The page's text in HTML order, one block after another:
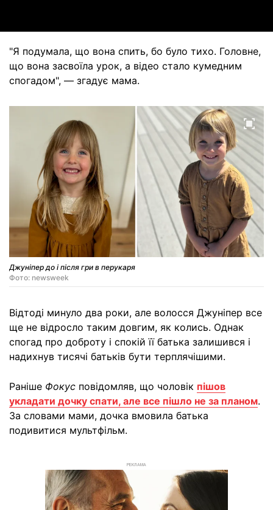
"Я подумала, що вона спить, бо було тихо. Головне,
що вона засвоїла урок, а відео стало кумедним
спогадом", — згадує мама.
Джуніпер до і після гри в перукаря
Фото: newsweek
Відтоді минуло два роки, але волосся Джуніпер все
ще не відросло таким довгим, як колись. Однак
спогад про доброту і спокій її батька залишився і
надихнув тисячі батьків бути терплячішими.
Раніше Фокус повідомляв, що чоловік пішов
укладати дочку спати, але все пішло не за планом.
За словами мами, дочка вмовила батька
подивитися мультфільм.
РЕКЛАМА